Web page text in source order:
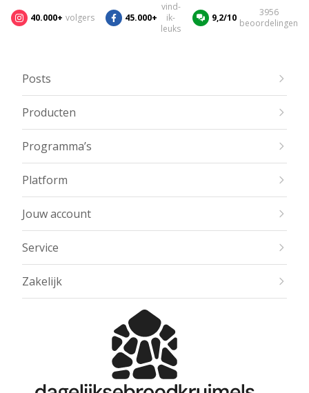
40.000+ volgers 45.000+
vind-
ik-
leuks
9,2/10
3956
beoordelingen
Posts
Producten
Programma’s
Platform
Jouw account
Service
Zakelijk